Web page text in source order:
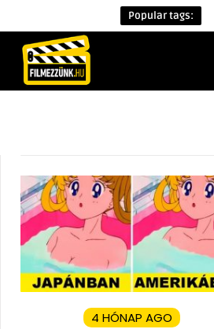
Popular tags:
4 HÓNAP AGO